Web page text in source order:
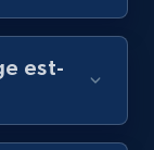
gratuit
est-